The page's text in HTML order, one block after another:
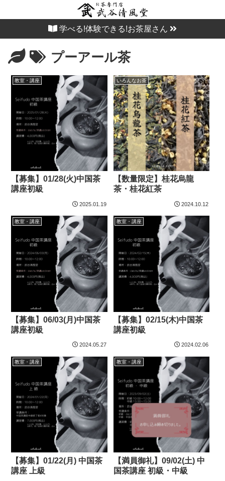
学べる!体験できる!お茶屋さん
プーアール茶
教室・講座
【募集】01/28(火)中国茶
講座初級
2025.01.19
いろんなお茶
【数量限定】桂花烏龍
茶・桂花紅茶
2024.10.12
教室・講座
【募集】06/03(月)中国茶
講座初級
2024.05.27
教室・講座
【募集】02/15(木)中国茶
講座初級
2024.02.06
教室・講座
【募集】01/22(月) 中国茶
講座 上級
教室・講座
【満員御礼】09/02(土) 中
国茶講座 初級・中級